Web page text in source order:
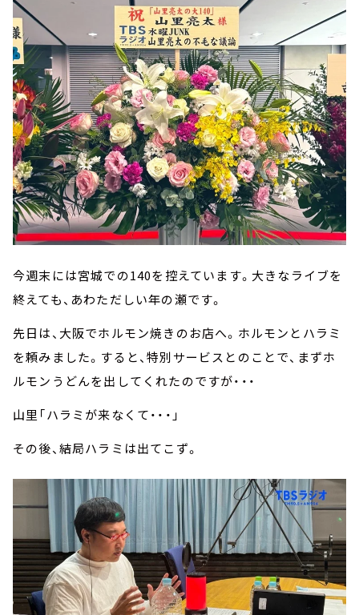
今週末には宮城での140を控えています。大きなライブを
終えても、あわただしい年の瀬です。
先日は、大阪でホルモン焼きのお店へ。ホルモンとハラミ
を頼みました。すると、特別サービスとのことで、まずホ
ルモンうどんを出してくれたのですが・・・
山里「ハラミが来なくて・・・」
その後、結局ハラミは出てこず。